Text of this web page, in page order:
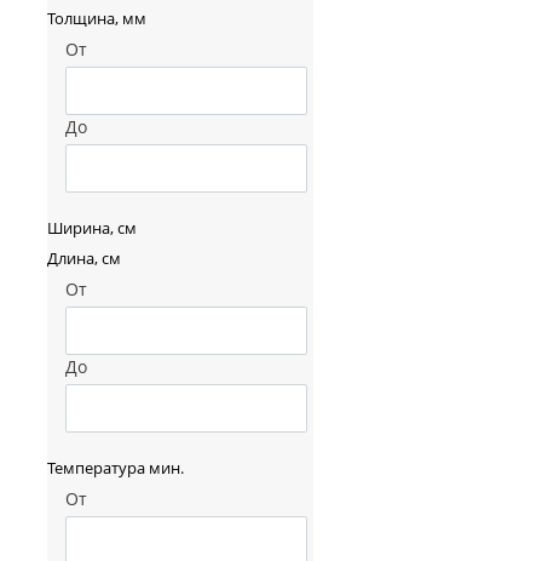
Толщина, мм
От
До
Ширина, см
Длина, см
От
До
Температура мин.
От